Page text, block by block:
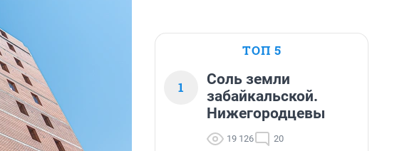
ТОП 5
1
Соль земли
забайкальской.
Нижегородцевы
19 126 20